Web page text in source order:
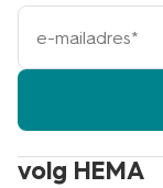
volg HEMA
e-
mailadres